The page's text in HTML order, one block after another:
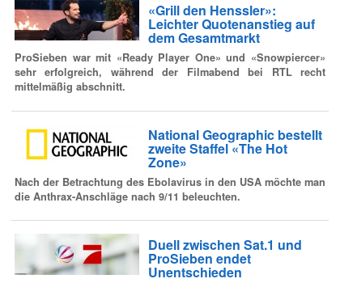
«Grill den Henssler»:
Leichter Quotenanstieg auf
dem Gesamtmarkt
ProSieben war mit «Ready Player One» und «Snowpiercer»
sehr erfolgreich, während der Filmabend bei RTL recht
mittelmäßig abschnitt.
National Geographic bestellt
zweite Staffel «The Hot
Zone»
Nach der Betrachtung des Ebolavirus in den USA möchte man
die Anthrax-Anschläge nach 9/11 beleuchten.
Duell zwischen Sat.1 und
ProSieben endet
Unentschieden